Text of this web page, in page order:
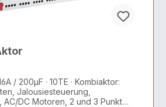
/ 200µF · 10TE · Kombiaktor:
Jalousiesteuerung,
AC/DC Motoren, 2 und 3 Punkt